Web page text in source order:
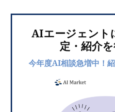
AIエージェント
定・紹介
今年度AI相談急増中！